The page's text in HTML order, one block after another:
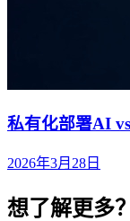
私有化部署AI
2026年3月28日
想了解更多？